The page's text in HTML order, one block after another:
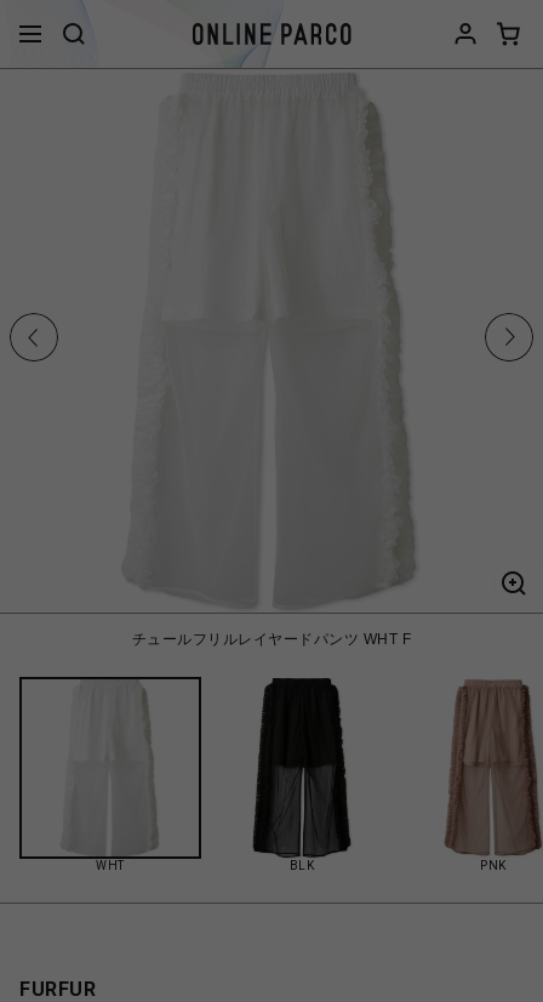
チュールフリルレイヤードパンツ WHT F
WHT BLK PNK
FURFUR